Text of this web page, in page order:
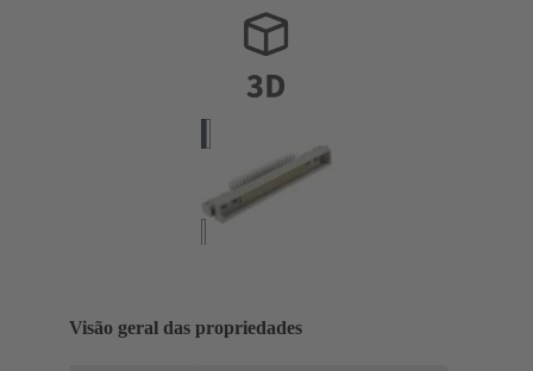
Visão geral das propriedades